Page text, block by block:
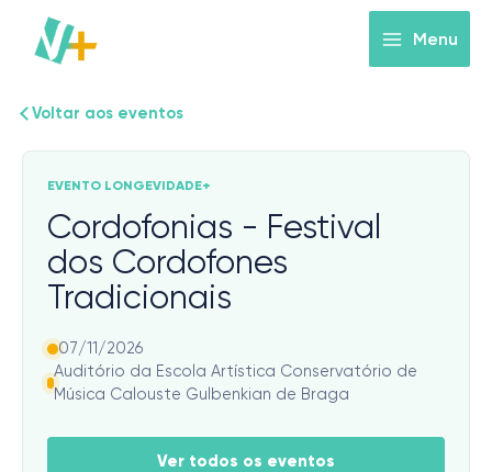
content
Menu
Voltar aos eventos
EVENTO LONGEVIDADE+
Cordofonias - Festival
dos Cordofones
Tradicionais
07/11/2026
Auditório da Escola Artística Conservatório de
Música Calouste Gulbenkian de Braga
Ver todos os eventos